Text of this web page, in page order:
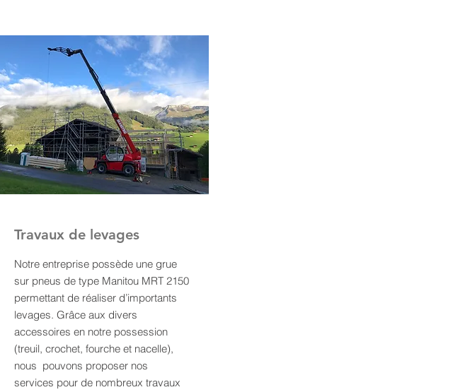
Travaux de levages
Notre entreprise possède une grue
sur pneus de type Manitou MRT 2150
permettant de réaliser d’importants
levages. Grâce aux divers
accessoires en notre possession
(treuil, crochet, fourche et nacelle),
nous pouvons proposer nos
services pour de nombreux travaux